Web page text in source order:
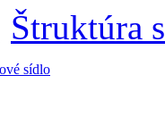
Štruktúra
sídlo